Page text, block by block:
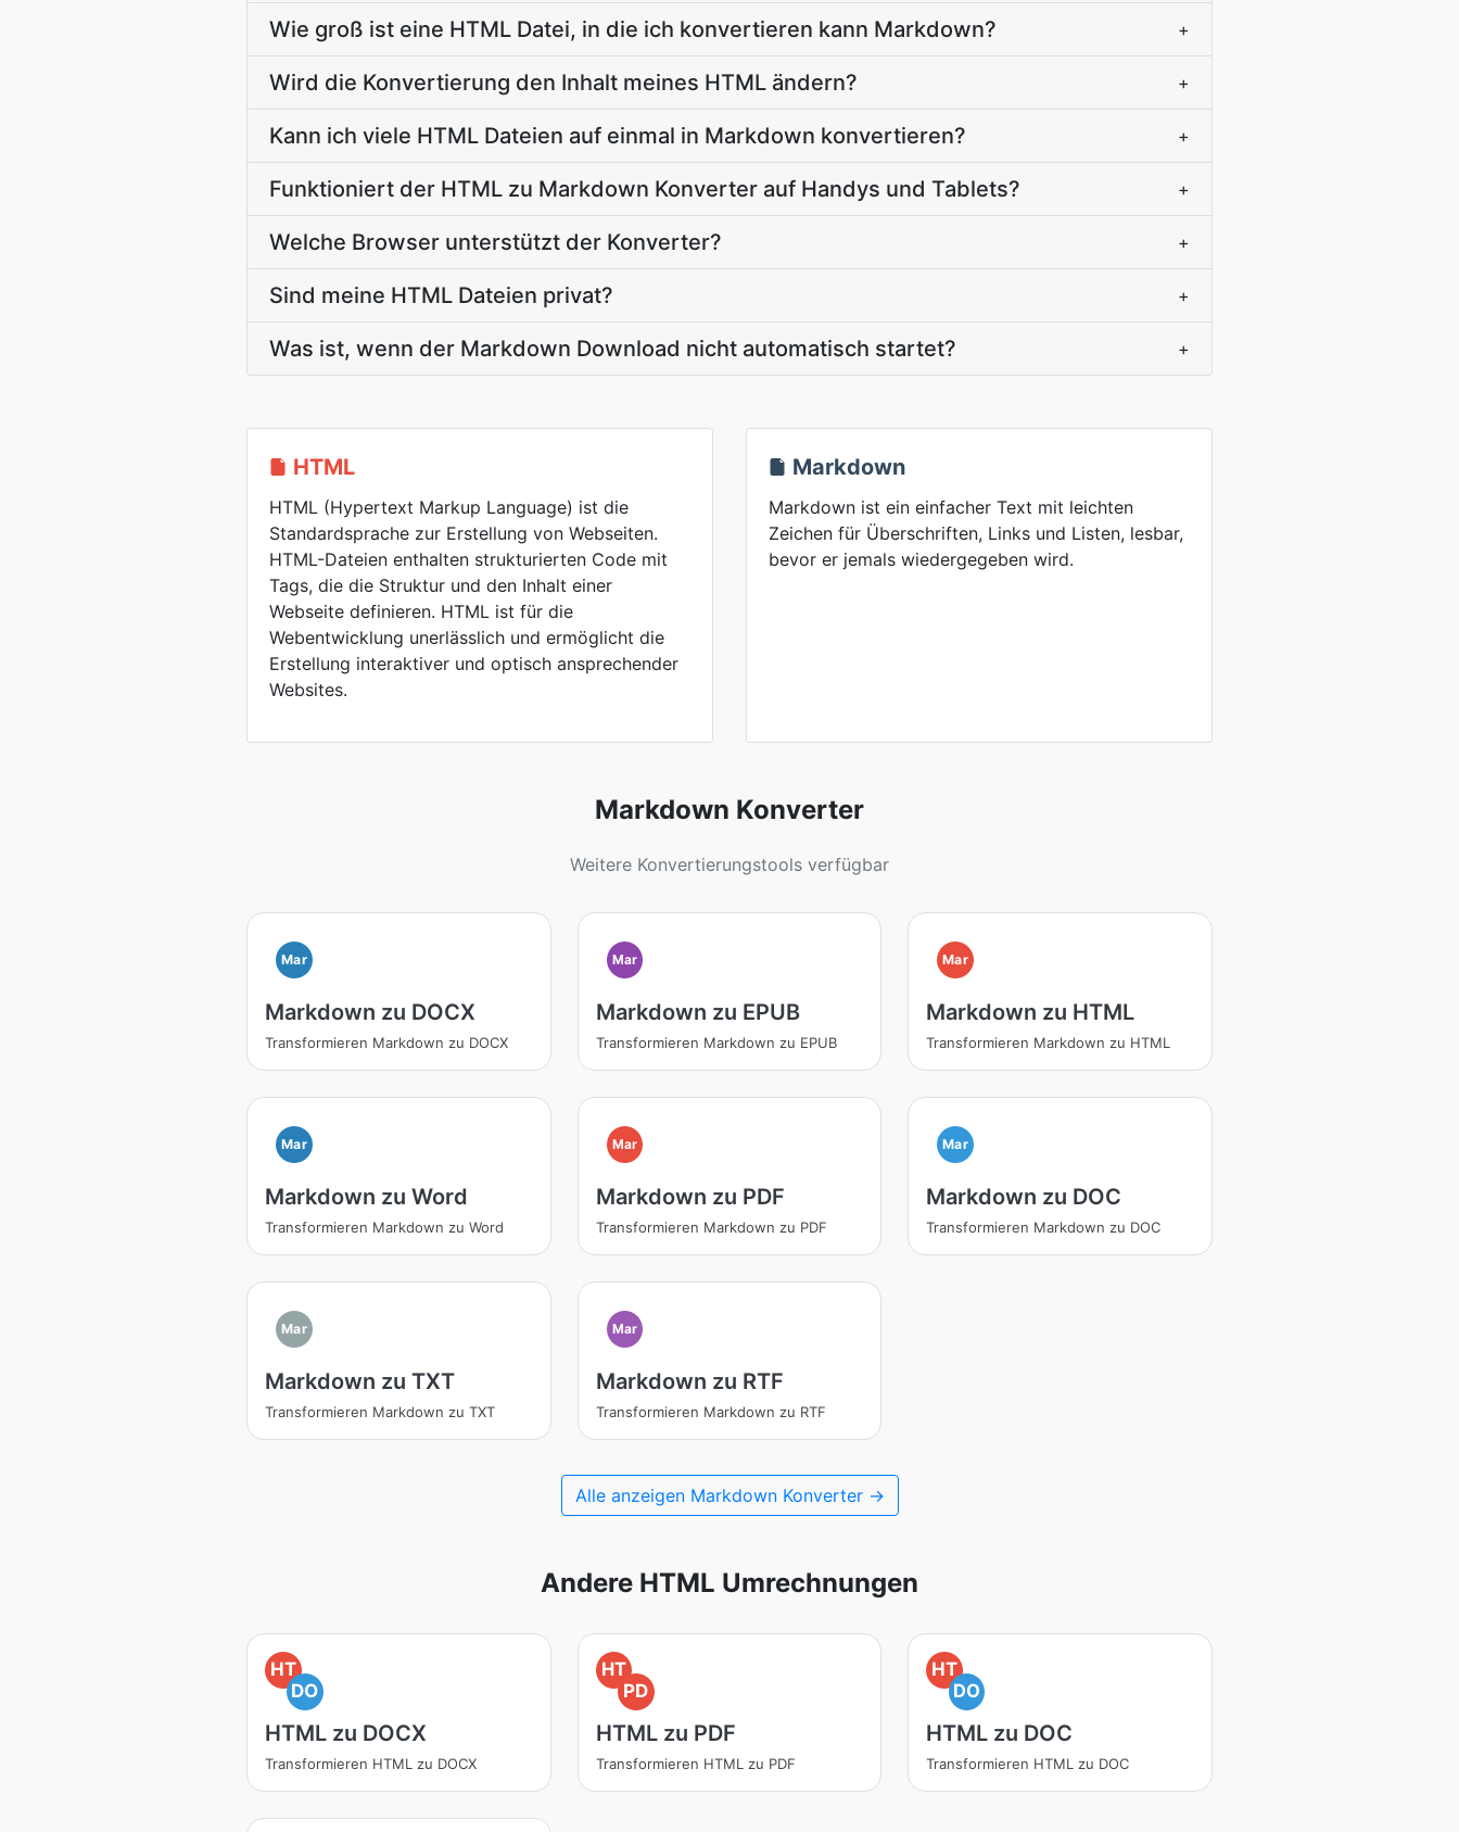
Wie groß ist eine HTML Datei, in die ich konvertieren kann Markdown? +
Wird die Konvertierung den Inhalt meines HTML ändern? +
Kann ich viele HTML Dateien auf einmal in Markdown konvertieren? +
Funktioniert der HTML zu Markdown Konverter auf Handys und Tablets? +
Welche Browser unterstützt der Konverter? +
Sind meine HTML Dateien privat? +
Was ist, wenn der Markdown Download nicht automatisch startet? +
HTML
HTML (Hypertext Markup Language) ist die
Standardsprache zur Erstellung von Webseiten.
HTML-Dateien enthalten strukturierten Code mit
Tags, die die Struktur und den Inhalt einer
Webseite definieren. HTML ist für die
Webentwicklung unerlässlich und ermöglicht die
Erstellung interaktiver und optisch ansprechender
Websites.
Markdown
Markdown ist ein einfacher Text mit leichten
Zeichen für Überschriften, Links und Listen, lesbar,
bevor er jemals wiedergegeben wird.
Markdown Konverter
Weitere Konvertierungstools verfügbar
Mar
Markdown zu DOCX
Transformieren Markdown zu DOCX
Mar
Markdown zu EPUB
Transformieren Markdown zu EPUB
Mar
Markdown zu HTML
Transformieren Markdown zu HTML
Mar
Markdown zu Word
Transformieren Markdown zu Word
Mar
Markdown zu PDF
Transformieren Markdown zu PDF
Mar
Markdown zu DOC
Transformieren Markdown zu DOC
Mar
Markdown zu TXT
Transformieren Markdown zu TXT
Mar
Markdown zu RTF
Transformieren Markdown zu RTF
Alle anzeigen Markdown Konverter →
Andere HTML Umrechnungen
HT
DO
HTML zu DOCX
Transformieren HTML zu DOCX
HT
PD
HTML zu PDF
Transformieren HTML zu PDF
HT
DO
HTML zu DOC
Transformieren HTML zu DOC